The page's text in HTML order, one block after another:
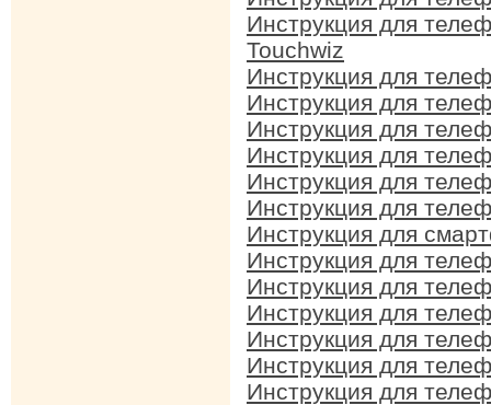
Инструкция для
Touchwiz
Инструкция для
Инструкция для
Инструкция для
Инструкция для
Инструкция для
Инструкция для
Инструкция для
Инструкция для
Инструкция для
Инструкция для
Инструкция для
Инструкция для
Инструкция для